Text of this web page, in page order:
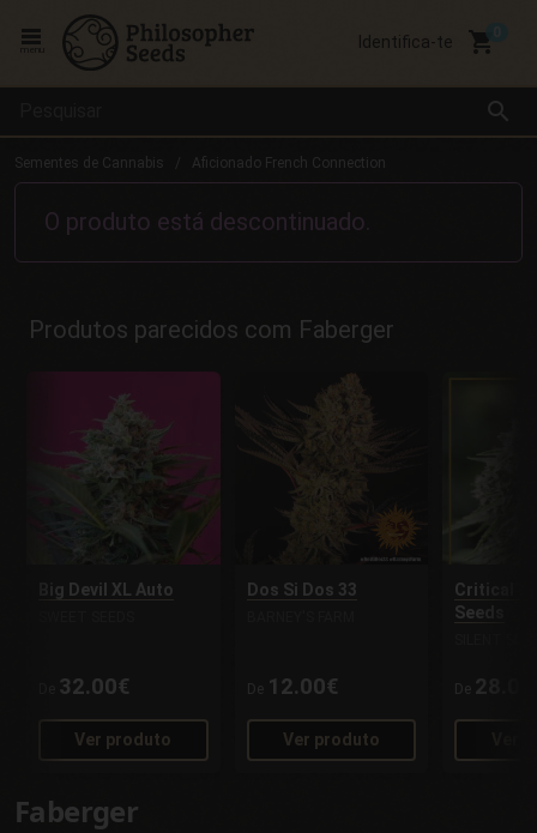
search
Identifica-te local_grocery_store
Sementes de Cannabis Aficionado French Connection
O produto está descontinuado.
Produtos parecidos com Faberger
Big Devil XL Auto
32.00€
Ver produto
Dos Si Dos 33
De 12.00€
Ver produto
Critical +
Seeds
De
Faberger